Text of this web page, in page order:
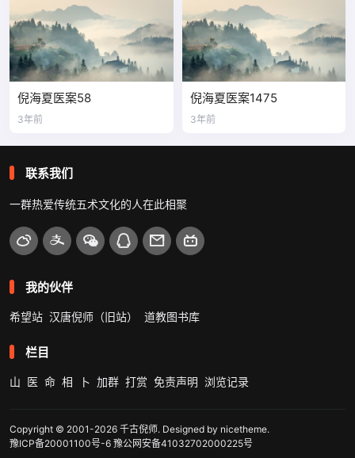
倪海夏医案58
3年前
倪海夏医案1475
3年前
联系我们
一群热爱传统五术文化的人在此相聚
我的伙伴
希望站 汉唐倪师（旧站） 道教图书库
栏目
山 医 命 相 卜 加群 打赏 免责声明 浏览记录
Copyright © 2001-2026 千古倪师. Designed by nicetheme.
豫ICP备20001100号-6 豫公网安备41032702000225号